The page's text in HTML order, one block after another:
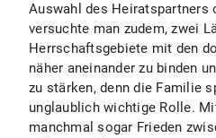
Auswahl des Heiratspartners
versuchte man zudem, zwei
Herrschaftsgebiete mit den
näher aneinander zu binden
zu stärken, denn die Familie
unglaublich wichtige Rolle.
manchmal sogar Frieden